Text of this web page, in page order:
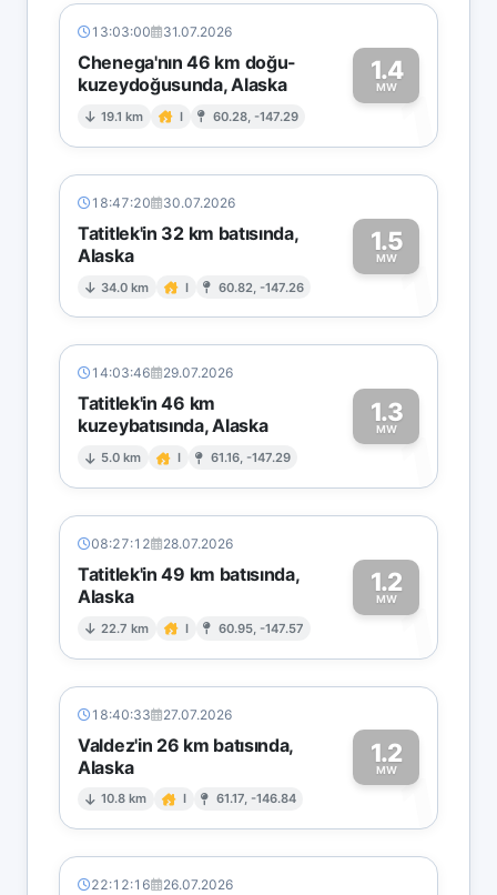
13:03:00 31.07.2026
Chenega'nın 46 km doğu-
kuzeydoğusunda, Alaska
19.1 km I 60.28, -147.29
1.4
MW1
18:47:20 30.07.2026
Tatitlek'in 32 km batısında,
Alaska
34.0 km I 60.82, -147.26
1.5
MW1
14:03:46 29.07.2026
Tatitlek'in 46 km
kuzeybatısında, Alaska
5.0 km I 61.16, -147.29
1.3
MW1
08:27:12 28.07.2026
Tatitlek'in 49 km batısında,
Alaska
22.7 km I 60.95, -147.57
1.2
MW1
18:40:33 27.07.2026
Valdez'in 26 km batısında,
Alaska
10.8 km I 61.17, -146.84
1.2
MW1
22:12:16 26.07.2026